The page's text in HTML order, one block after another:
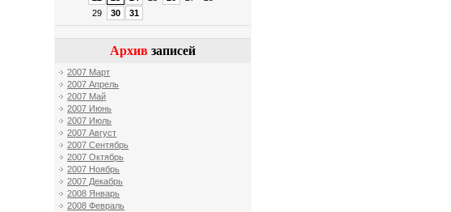
29
30 31
Архив записей
2007 Март
2007 Апрель
2007 Май
2007 Июнь
2007 Июль
2007 Август
2007 Сентябрь
2007 Октябрь
2007 Ноябрь
2007 Декабрь
2008 Январь
2008 Февраль